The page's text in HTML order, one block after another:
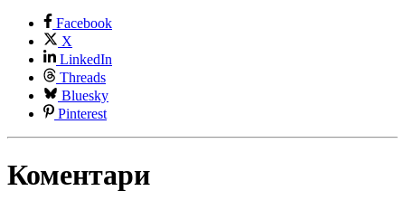
Facebook
X
LinkedIn
Threads
Bluesky
Pinterest
Коментари